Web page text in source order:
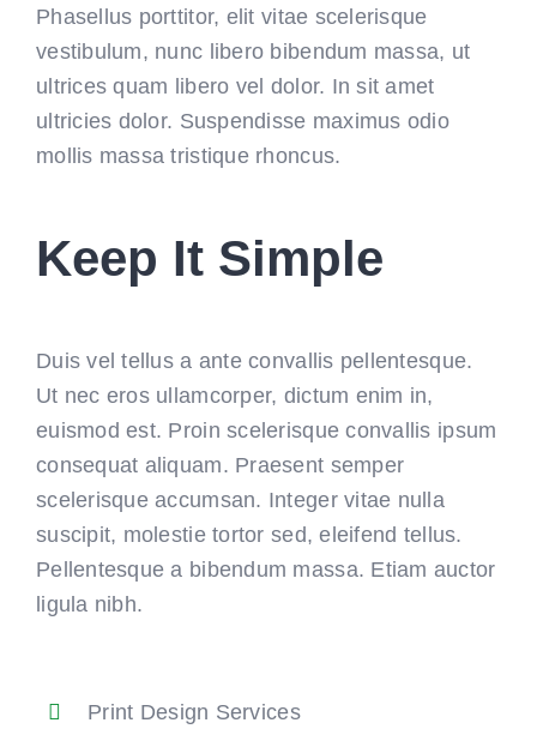
Phasellus porttitor, elit vitae scelerisque
vestibulum, nunc libero bibendum massa, ut
ultrices quam libero vel dolor. In sit amet
ultricies dolor. Suspendisse maximus odio
mollis massa tristique rhoncus.
Keep It Simple
Duis vel tellus a ante convallis pellentesque.
Ut nec eros ullamcorper, dictum enim in,
euismod est. Proin scelerisque convallis ipsum
consequat aliquam. Praesent semper
scelerisque accumsan. Integer vitae nulla
suscipit, molestie tortor sed, eleifend tellus.
Pellentesque a bibendum massa. Etiam auctor
ligula nibh.
Print Design Services